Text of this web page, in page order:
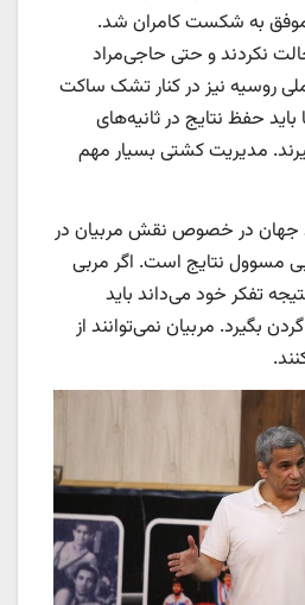
موفق به شکست کامران شد.
نکردند و حتی حاجی‌مراد
روسیه نیز در کنار تشک ساکت
حفظ نتایج در ثانیه‌های
مدیریت کشتی بسیار مهم
جهان در خصوص نقش مربیان در
مسوول نتایج است. اگر مربی
تفکر خود می‌داند باید
بگیرد. مربیان نمی‌توانند از